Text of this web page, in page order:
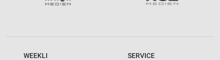
WEEKLI SERVICE